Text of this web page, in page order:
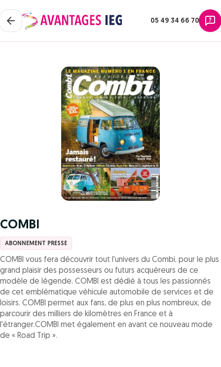
05 49 34 66 70
COMBI
ABONNEMENT PRESSE
COMBI vous fera découvrir tout l'univers du Combi, pour le plus
grand plaisir des possesseurs ou futurs acquéreurs de ce
modèle de légende. COMBI est dédié à tous les passionnés
de cet emblématique véhicule automobile de services et de
loisirs. COMBI permet aux fans, de plus en plus nombreux, de
parcourir des milliers de kilomètres en France et à
l'étranger.COMBI met également en avant ce nouveau mode
de « Road Trip ».